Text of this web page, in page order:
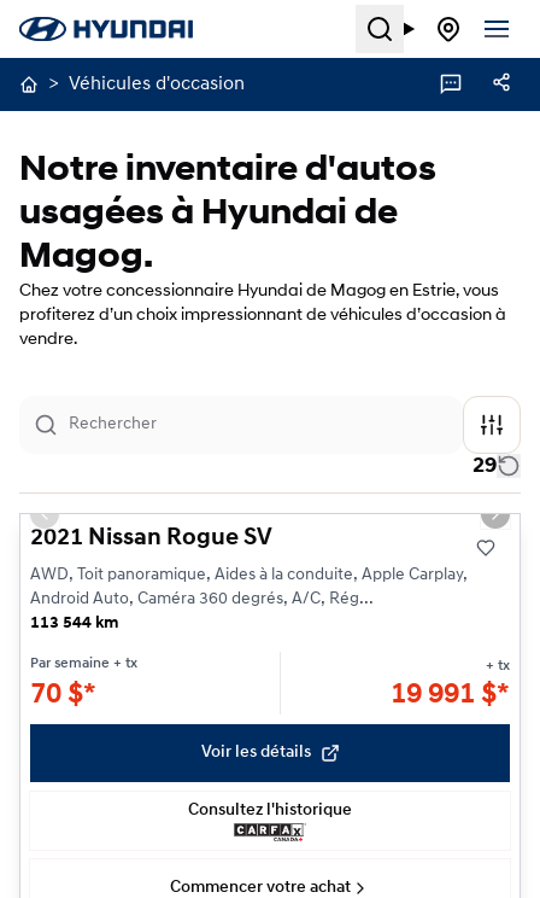
Search
> Véhicules d'occasion
Notre inventaire d'autos
usagées à Hyundai de
Magog.
Chez votre concessionnaire Hyundai de Magog en Estrie, vous
profiterez d’un choix impressionnant de véhicules d’occasion à
vendre.
29
1/21
Previous slide Next
2021 Nissan Rogue SV
AWD, Toit panoramique, Aides à la conduite, Apple Carplay,
Android Auto, Caméra 360 degrés, A/C, Rég...
113 544 km
Par semaine + tx
70 $*
+ tx
19 991 $*
Voir les détails
Consultez l'historique
Commencer votre achat